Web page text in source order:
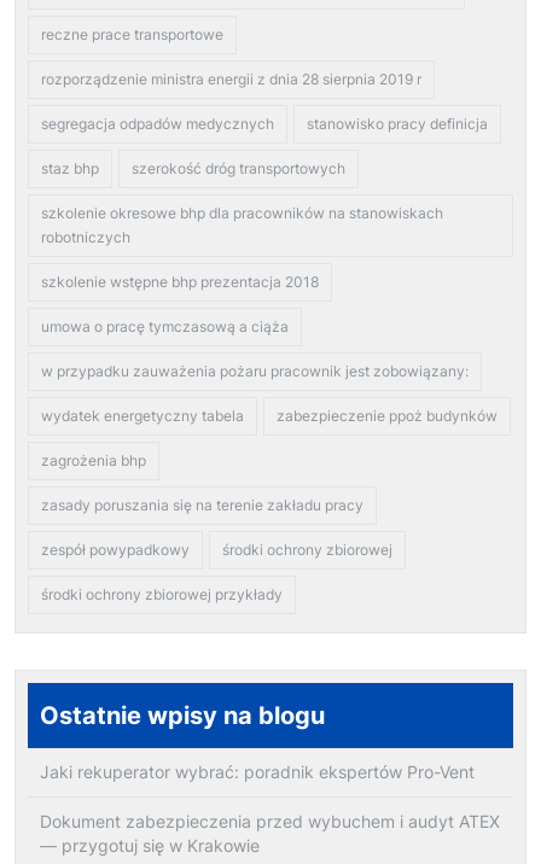
reczne prace transportowe
rozporządzenie ministra energii z dnia 28 sierpnia 2019 r
segregacja odpadów medycznych stanowisko pracy definicja
staz bhp szerokość dróg transportowych
szkolenie okresowe bhp dla pracowników na stanowiskach
robotniczych
szkolenie wstępne bhp prezentacja 2018
umowa o pracę tymczasową a ciąża
w przypadku zauważenia pożaru pracownik jest zobowiązany:
wydatek energetyczny tabela zabezpieczenie ppoż budynków
zagrożenia bhp
zasady poruszania się na terenie zakładu pracy
zespół powypadkowy środki ochrony zbiorowej
środki ochrony zbiorowej przykłady
Ostatnie wpisy na blogu
Jaki rekuperator wybrać: poradnik ekspertów Pro-Vent
Dokument zabezpieczenia przed wybuchem i audyt ATEX
— przygotuj się w Krakowie